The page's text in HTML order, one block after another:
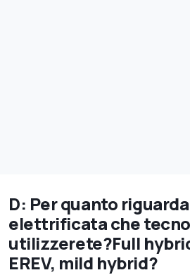
D: Per quanto
elettrificata che
utilizzerete?Full
EREV, mild hybrid?